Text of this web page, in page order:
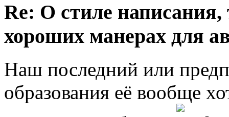
Re: О стиле
хороших манерах для
Наш последний или
образования её вообще